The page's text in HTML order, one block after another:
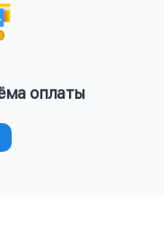
оплаты